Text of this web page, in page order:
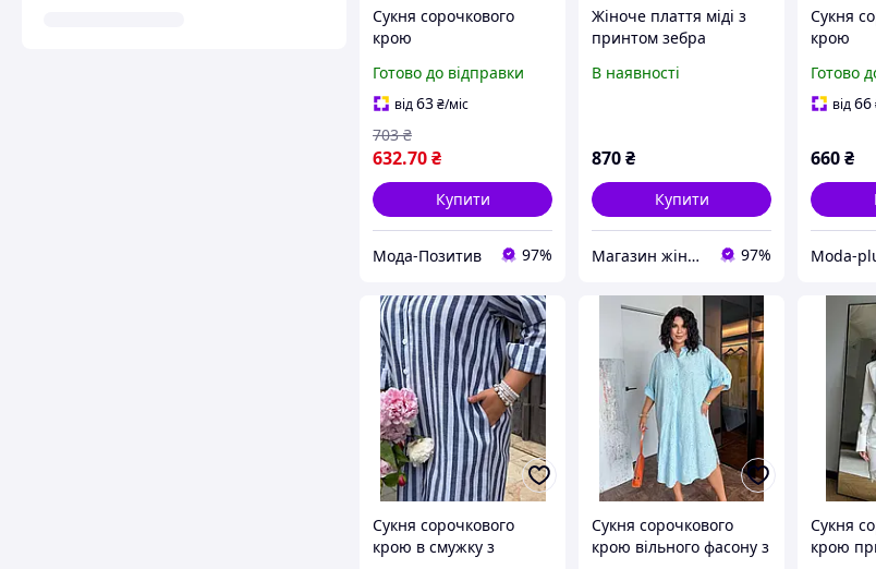
Сукня сорочкового
крою
Готово до відправки
від63₴/міс
632.70₴
703 ₴
Купити
Мода-Позитив 97%
Жіноче плаття міді з
принтом зебра
ґудзиках
В наявності
870₴
Купити
Магазин жіночого одягу Laconita 97%
Сукня
крою
Готово
від66
660₴
Moda-
Сукня сорочкового
крою в смужку з
Сукня сорочкового
крою вільного фасону з
Сукня
крою